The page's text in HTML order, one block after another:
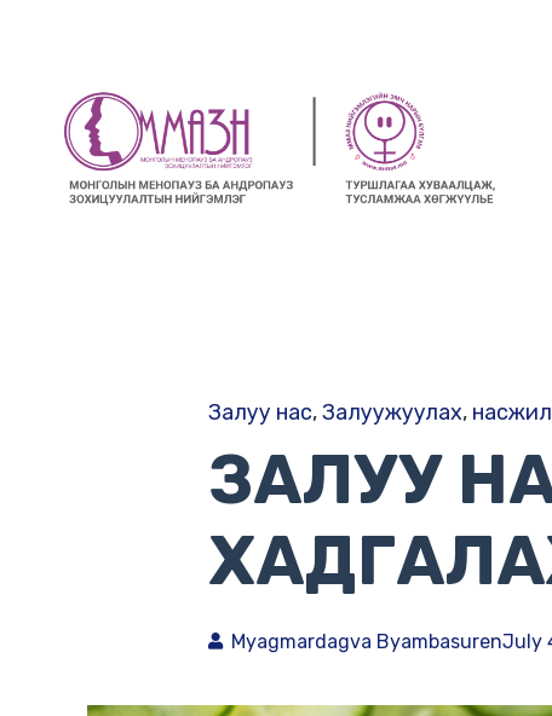
Залуу нас,Залуужуулах,
ЗАЛУУ
Myagmardagva ByambasurenJuly